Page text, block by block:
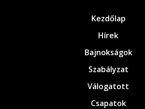
Kezdőlap
Hírek
Bajnokságok
Szabályzat
Válogatott
Csapatok